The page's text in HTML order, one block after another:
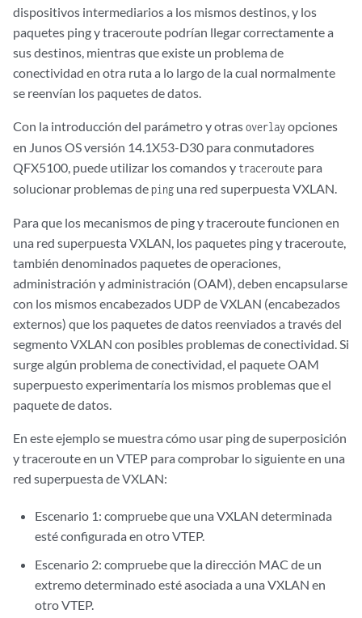
dispositivos intermediarios a los mismos destinos, y los
paquetes ping y traceroute podrían llegar correctamente a
sus destinos, mientras que existe un problema de
conectividad en otra ruta a lo largo de la cual normalmente
se reenvían los paquetes de datos.
Con la introducción del parámetro y otrasoverlayopciones
en Junos OS versión 14.1X53-D30 para conmutadores
QFX5100, puede utilizar los comandos y traceroute para
solucionar problemas deping una red superpuesta VXLAN.
Para que los mecanismos de ping y traceroute funcionen en
una red superpuesta VXLAN, los paquetes ping y traceroute,
también denominados paquetes de operaciones,
administración y administración (OAM), deben encapsularse
con los mismos encabezados UDP de VXLAN (encabezados
externos) que los paquetes de datos reenviados a través del
segmento VXLAN con posibles problemas de conectividad. Si
surge algún problema de conectividad, el paquete OAM
superpuesto experimentaría los mismos problemas que el
paquete de datos.
En este ejemplo se muestra cómo usar ping de superposición
y traceroute en un VTEP para comprobar lo siguiente en una
red superpuesta de VXLAN:
Escenario 1: compruebe que una VXLAN determinada
esté configurada en otro VTEP.
Escenario 2: compruebe que la dirección MAC de un
extremo determinado esté asociada a una VXLAN en
otro VTEP.